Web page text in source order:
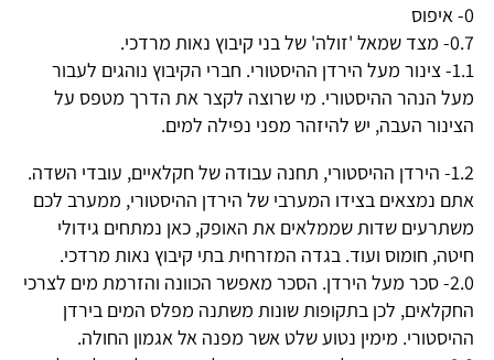
0- איפוס
0.7- מצד שמאל 'זולה' של בני קיבוץ נאות מרדכי.
1.1- צינור מעל הירדן ההיסטורי. חברי הקיבוץ נוהגים לעבור
מעל הנהר ההיסטורי. מי שרוצה לקצר את הדרך מטפס על
הצינור העבה, יש להיזהר מפני נפילה למים.
1.2- הירדן ההיסטורי, תחנה עבודה של חקלאיים, עובדי השדה.
אתם נמצאים בצידו המערבי של הירדן ההיסטורי, ממערב לכם
משתרעים שדות שממלאים את האופק, כאן נמתחים גידולי
חיטה, חומוס ועוד. בגדה המזרחית בתי קיבוץ נאות מרדכי.
2.0- סכר מעל הירדן. הסכר מאפשר הכוונה והזרמת מים לצרכי
החקלאים, לכן בתקופות שונות משתנה מפלס המים בירדן
ההיסטורי. מימין נטוע שלט אשר מפנה אל אגמון החולה.